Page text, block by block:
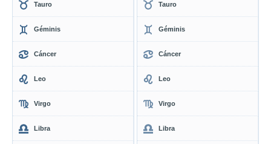
Tauro
Géminis
Cáncer
Leo
Virgo
Libra
Tauro
Géminis
Cáncer
Leo
Virgo
Libra